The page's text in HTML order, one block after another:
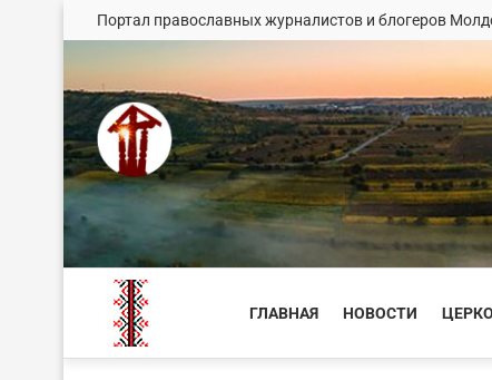
Портал православных журналистов и блогеров
ГЛАВНАЯ НОВОСТИ